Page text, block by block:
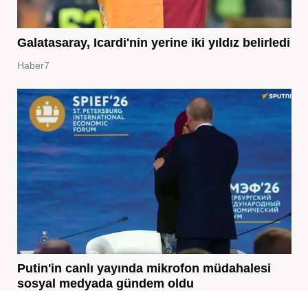
Galatasaray, Icardi'nin yerine iki yıldız belirledi
Haber7
Putin'in canlı yayında mikrofon müdahalesi
sosyal medyada gündem oldu